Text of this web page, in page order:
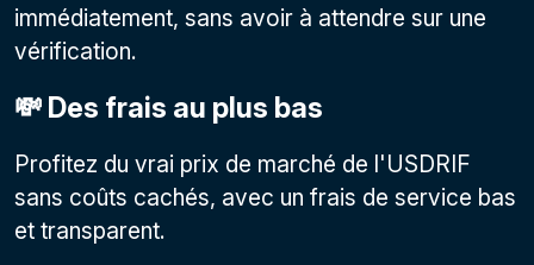
immédiatement, sans avoir à attendre sur une
vérification.
💸 Des frais au plus bas
Profitez du vrai prix de marché de l'USDRIF
sans coûts cachés, avec un frais de service bas
et transparent.